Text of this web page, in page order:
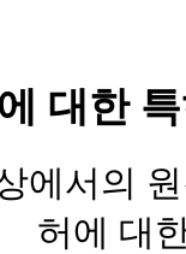
대한
에서의
허에 대